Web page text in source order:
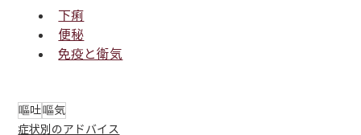
下痢
便秘
免疫と衛気
嘔吐 嘔気
症状別のアドバイス